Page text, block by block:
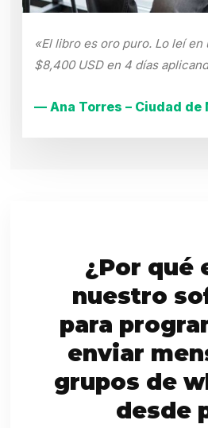
«El libro es oro puro. Lo leí en
$8,400 USD en 4 días
— Ana Torres – Ciudad de
¿Por qué
nuestro
para
enviar
grupos de
desde